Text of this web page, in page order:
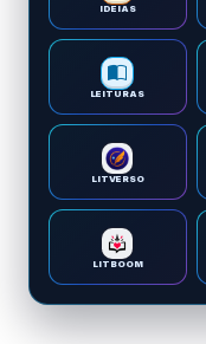
IDEIAS
LEITURAS
LITVERSO
LITBOOM